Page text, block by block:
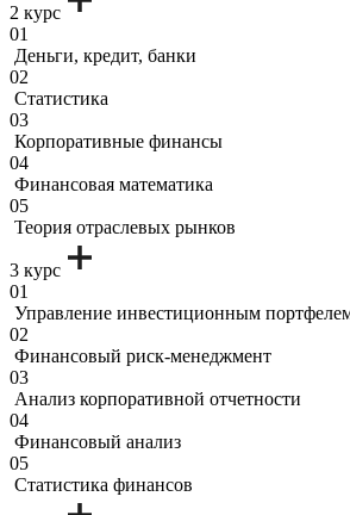
2 курс
01
Деньги, кредит, банки
02
Статистика
03
Корпоративные финансы
04
Финансовая математика
05
Теория отраслевых рынков
3 курс
01
Управление инвестиционным
02
Финансовый риск-менеджмент
03
Анализ корпоративной отчетности
04
Финансовый анализ
05
Статистика финансов